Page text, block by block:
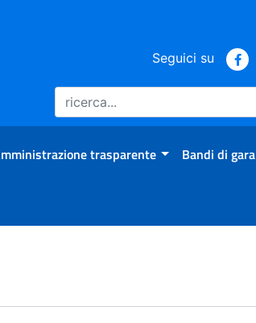
Seguici su
trasparente Bandi di gara